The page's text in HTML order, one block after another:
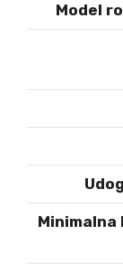
Model
Minimalna